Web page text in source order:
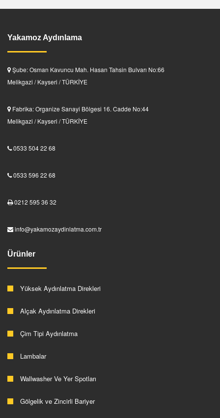
Yakamoz Aydınlama
Şube: Osman Kavuncu Mah. Hasan Tahsin Bulvarı No:66
Melikgazi / Kayseri / TÜRKİYE
Fabrika: Organize Sanayi Bölgesi 16. Cadde No:44
Melikgazi / Kayseri / TÜRKİYE
0533 504 22 68
0533 596 22 68
0212 595 36 32
info@yakamozaydinlatma.com.tr
Ürünler
Yüksek Aydınlatma Direkleri
Alçak Aydınlatma Direkleri
Çim Tipi Aydınlatma
Lambalar
Wallwasher Ve Yer Spotları
Gölgelik ve Zincirli Bariyer